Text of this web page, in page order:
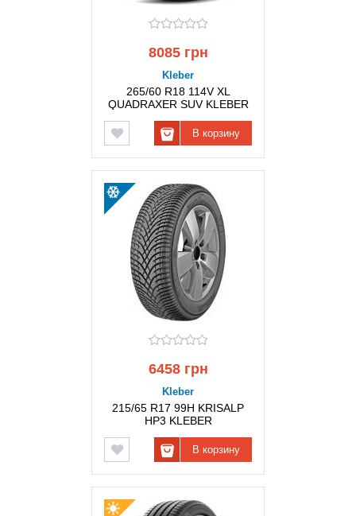
8085 грн
Kleber
265/60 R18 114V XL
QUADRAXER SUV KLEBER
В корзину
6458 грн
Kleber
215/65 R17 99H KRISALP
HP3 KLEBER
В корзину